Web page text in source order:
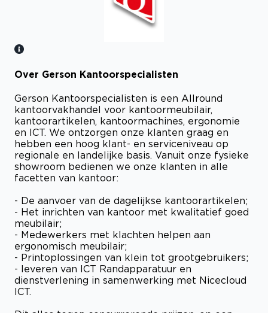
Bekijk certificaat
Over Gerson Kantoorspecialisten
Gerson Kantoorspecialisten is een Allround
kantoorvakhandel voor kantoormeubilair,
kantoorartikelen, kantoormachines, ergonomie
en ICT. We ontzorgen onze klanten graag en
hebben een hoog klant- en serviceniveau op
regionale en landelijke basis. Vanuit onze fysieke
showroom bedienen we onze klanten in alle
facetten van kantoor:
- De aanvoer van de dagelijkse kantoorartikelen;
- Het inrichten van kantoor met kwalitatief goed
meubilair;
- Medewerkers met klachten helpen aan
ergonomisch meubilair;
- Printoplossingen van klein tot grootgebruikers;
- leveren van ICT Randapparatuur en
dienstverlening in samenwerking met Nicecloud
ICT.